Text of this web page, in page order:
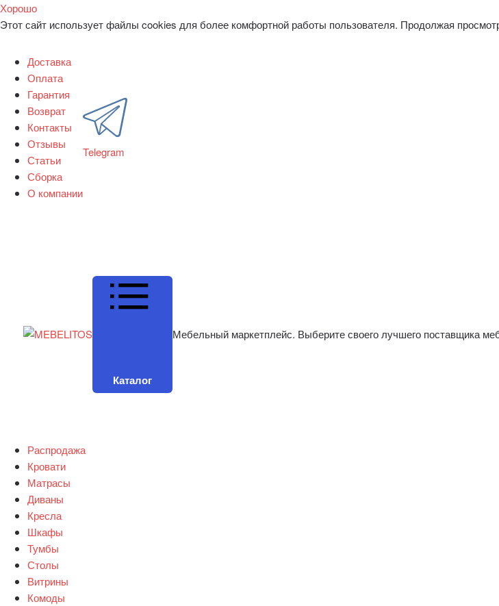
Хорошо
Этот сайт использует файлы cookies для более комфортной работы пользователя. Продолжая
Доставка
Оплата
Гарантия
Возврат
Контакты
Отзывы
Статьи
Сборка
О компании
Telegram
Каталог
Мебельный маркетплейс. Выберите своего лучшего поставщика
Распродажа
Кровати
Матрасы
Диваны
Кресла
Шкафы
Тумбы
Столы
Витрины
Комоды